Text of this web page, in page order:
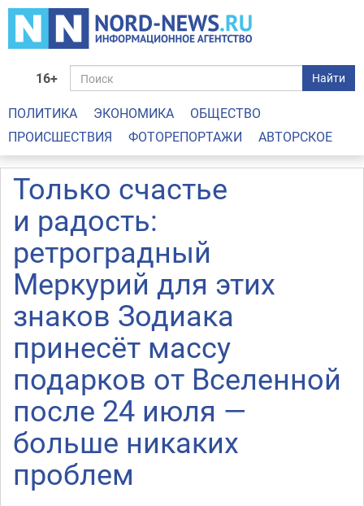
16+ Найти
ПОЛИТИКА ЭКОНОМИКА
ОБЩЕСТВО
ПРОИСШЕСТВИЯ
ФОТОРЕПОРТАЖИ АВТОРСКОЕ
Только счастье
и радость:
ретроградный
Меркурий для этих
знаков Зодиака
принесёт массу
подарков от Вселенной
после 24 июля —
больше никаких
проблем